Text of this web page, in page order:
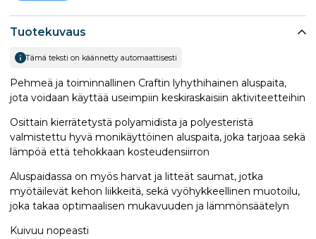
Tuotekuvaus
Tämä teksti on käännetty automaattisesti
Pehmeä ja toiminnallinen Craftin lyhythihainen aluspaita,
jota voidaan käyttää useimpiin keskiraskaisiin aktiviteetteihin
Osittain kierrätetystä polyamidista ja polyesteristä
valmistettu hyvä monikäyttöinen aluspaita, joka tarjoaa sekä
lämpöä että tehokkaan kosteudensiirron
Aluspaidassa on myös harvat ja litteät saumat, jotka
myötäilevät kehon liikkeitä, sekä vyöhykkeellinen muotoilu,
joka takaa optimaalisen mukavuuden ja lämmönsäätelyn
Kuivuu nopeasti